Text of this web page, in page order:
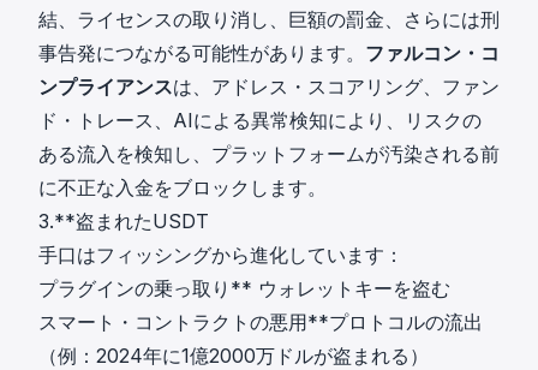
結、ライセンスの取り消し、巨額の罰金、さらには刑
事告発につながる可能性があります。 ファルコン・コ
ンプライアンスは、アドレス・スコアリング、ファン
ド・トレース、AIによる異常検知により、リスクの
ある流入を検知し、プラットフォームが汚染される前
に不正な入金をブロックします。
3.**盗まれたUSDT
手口はフィッシングから進化しています：
プラグインの乗っ取り** ウォレットキーを盗む
スマート・コントラクトの悪用**プロトコルの流出
（例：2024年に1億2000万ドルが盗まれる）